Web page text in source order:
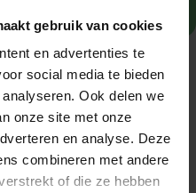
gebruik van cookies
en advertenties te
social media te bieden
Ook delen we
onze site met onze
en analyse. Deze
combineren met andere
of die ze hebben
de telefoonprovider. Zet
opnieuw te proberen.